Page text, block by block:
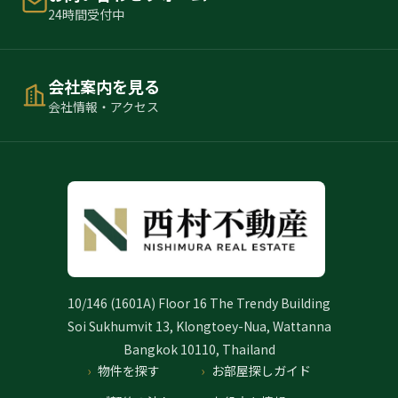
24時間受付中
会社案内を見る
会社情報・アクセス
10/146 (1601A) Floor 16 The Trendy Building
Soi Sukhumvit 13, Klongtoey-Nua, Wattanna
Bangkok 10110, Thailand
物件を探す
お部屋探しガイド